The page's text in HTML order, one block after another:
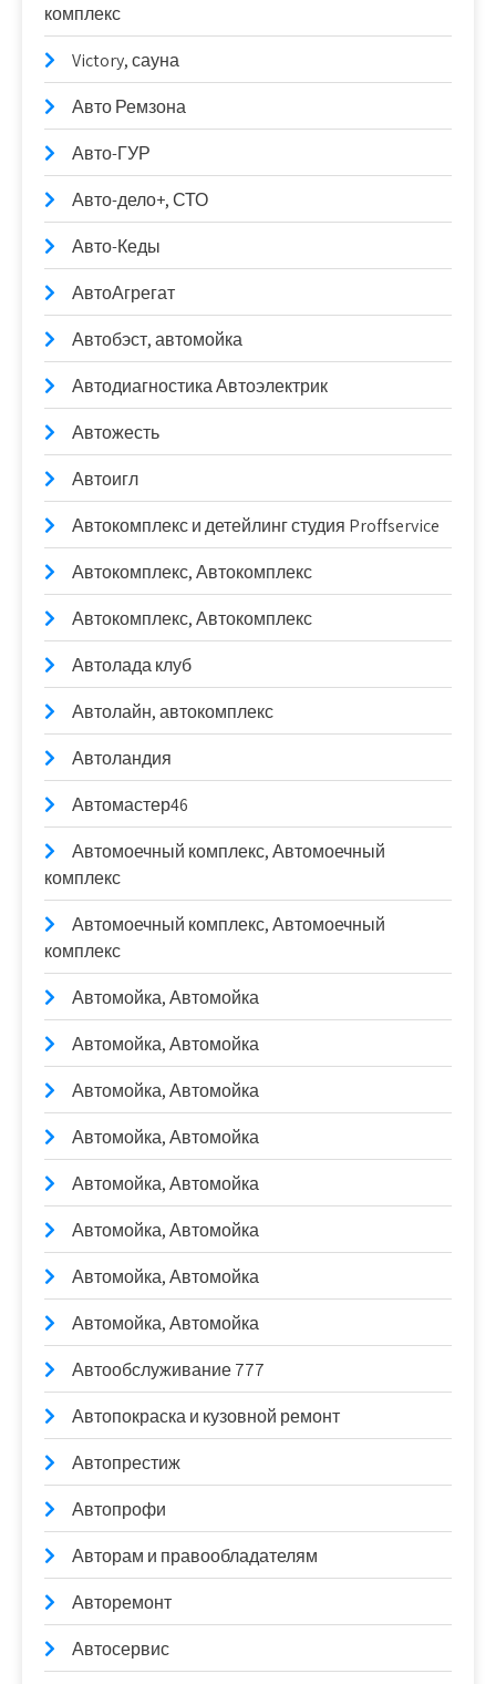
комплекс
Victory, сауна
Авто Ремзона
Авто-ГУР
Авто-дело+, СТО
Авто-Кеды
АвтоАгрегат
Автобэст, автомойка
Автодиагностика Автоэлектрик
Автожесть
Автоигл
Автокомплекс и детейлинг студия Proffservice
Автокомплекс, Автокомплекс
Автокомплекс, Автокомплекс
Автолада клуб
Автолайн, автокомплекс
Автоландия
Автомастер46
Автомоечный комплекс, Автомоечный
комплекс
Автомоечный комплекс, Автомоечный
комплекс
Автомойка, Автомойка
Автомойка, Автомойка
Автомойка, Автомойка
Автомойка, Автомойка
Автомойка, Автомойка
Автомойка, Автомойка
Автомойка, Автомойка
Автомойка, Автомойка
Автообслуживание 777
Автопокраска и кузовной ремонт
Автопрестиж
Автопрофи
Авторам и правообладателям
Авторемонт
Автосервис